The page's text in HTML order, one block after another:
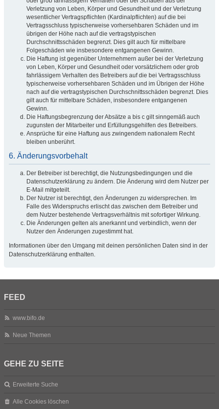
Verletzung von Leben, Körper und Gesundheit und der Verletzung
wesentlicher Vertragspflichten (Kardinalpflichten) auf die bei
Vertragsschluss typischerweise vorhersehbaren Schäden und im
übrigen der Höhe nach auf die vertragstypischen
Durchschnittsschäden begrenzt. Dies gilt auch für mittelbare
Folgeschäden wie insbesondere entgangenen Gewinn.
Die Haftung ist gegenüber Unternehmern außer bei der Verletzung
von Leben, Körper und Gesundheit oder vorsätzlichem oder grob
fahrlässigem Verhalten des Betreibers auf die bei Vertragsschluss
typischerweise vorhersehbaren Schäden und im Übrigen der Höhe
nach auf die vertragstypischen Durchschnittsschäden begrenzt. Dies
gilt auch für mittelbare Schäden, insbesondere entgangenen
Gewinn.
Die Haftungsbegrenzung der Absätze a bis c gilt sinngemäß auch
zugunsten der Mitarbeiter und Erfüllungsgehilfen des Betreibers.
Ansprüche für eine Haftung aus zwingendem nationalem Recht
bleiben unberührt.
6. Änderungsvorbehalt
Der Betreiber ist berechtigt, die Nutzungsbedingungen und die
Datenschutzerklärung zu ändern. Die Änderung wird dem Nutzer per
E-Mail mitgeteilt.
Der Nutzer ist berechtigt, den Änderungen zu widersprechen. Im
Falle des Widerspruchs erlischt das zwischen dem Betreiber und
dem Nutzer bestehende Vertragsverhältnis mit sofortiger Wirkung.
Die Änderungen gelten als anerkannt und verbindlich, wenn der
Nutzer den Änderungen zugestimmt hat.
Informationen über den Umgang mit deinen persönlichen Daten sind in der
Datenschutzerklärung enthalten.
FEED
www.bifo.de
Neue Themen
GEHE ZU SEITE
Erweiterte Suche
Alle Cookies löschen